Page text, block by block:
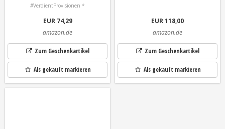
#VerdientProvisionen *
EUR 74,29
amazon.de
Zum Geschenkartikel
Als gekauft markieren
EUR 118,00
amazon.de
Zum Geschenkartikel
Als gekauft markieren